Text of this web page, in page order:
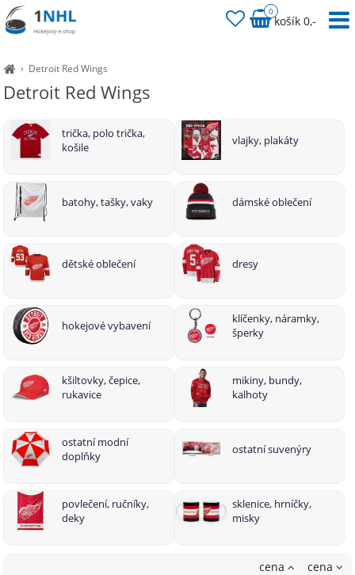
› Detroit Red Wings
Detroit Red Wings
trička, polo trička,
košile
vlajky, plakáty
batohy, tašky, vaky dámské oblečení
dětské oblečení dresy
hokejové vybavení
klíčenky, náramky,
šperky
kšiltovky, čepice,
rukavice
mikiny, bundy,
kalhoty
ostatní modní
doplňky
ostatní suvenýry
povlečení, ručníky,
deky
sklenice, hrníčky,
misky
cena
cena
0
košík 0,-